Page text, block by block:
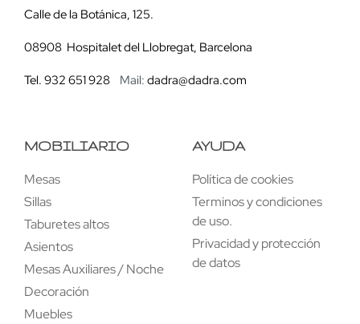
Calle de la Botánica, 125.
08908 Hospitalet del Llobregat, Barcelona
Tel. 932 651 928 Mail: dadra@dadra.com
MOBILIARIO
Mesas
Sillas
Taburetes altos
Asientos
Mesas Auxiliares / Noche
Decoración
Muebles
AYUDA
Política de cookies
Terminos y condiciones
de uso.
Privacidad y protección
de datos